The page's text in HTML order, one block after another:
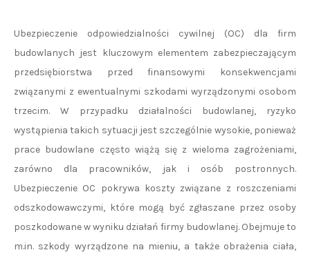
Ubezpieczenie odpowiedzialności cywilnej (OC) dla firm
budowlanych jest kluczowym elementem zabezpieczającym
przedsiębiorstwa przed finansowymi konsekwencjami
związanymi z ewentualnymi szkodami wyrządzonymi osobom
trzecim. W przypadku działalności budowlanej, ryzyko
wystąpienia takich sytuacji jest szczególnie wysokie, ponieważ
prace budowlane często wiążą się z wieloma zagrożeniami,
zarówno dla pracowników, jak i osób postronnych.
Ubezpieczenie OC pokrywa koszty związane z roszczeniami
odszkodowawczymi, które mogą być zgłaszane przez osoby
poszkodowane w wyniku działań firmy budowlanej. Obejmuje to
m.in. szkody wyrządzone na mieniu, a także obrażenia ciała,